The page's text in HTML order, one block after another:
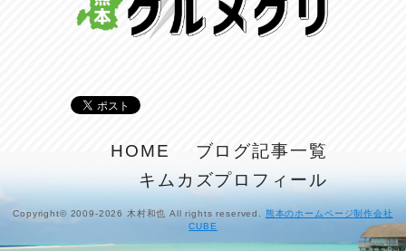
馬肉料理 桜馬亭
2026/07/24
HOME
ブログ記事一覧
キムカズプロフィール
Copyright© 2009-2026 木村和也 All rights reserved. 熊本のホームページ制作会社
CUBE